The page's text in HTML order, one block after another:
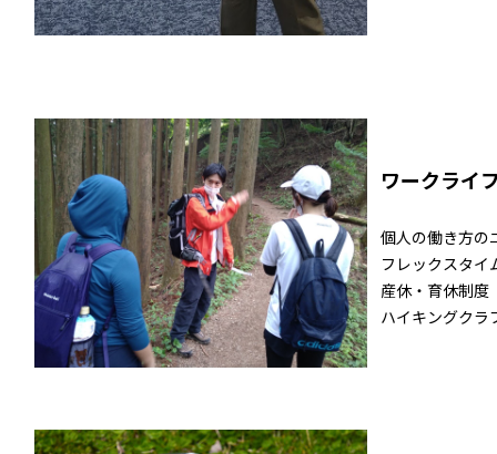
ワークライ
個⼈の働き⽅の
フレックスタイ
産休・育休制度
ハイキングクラ